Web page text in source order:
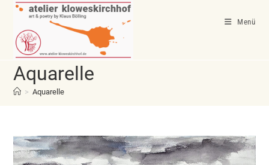
Zum
springen
Menü
Aquarelle
> Aquarelle